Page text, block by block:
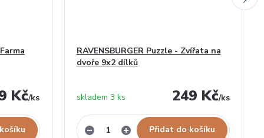
Kč/ks
RAVENSBURGER Puzzle - Zvířata na
dvoře 9x2 dílků
249 Kč/ks
skladem 3 ks
Přidat do košíku